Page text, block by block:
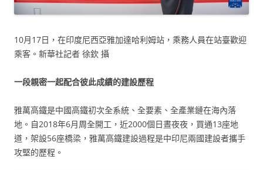
10月17日，在印度尼西亞雅加達哈利姆站，乘務人員在站臺歡迎
乘客。新華社記者 徐欽 攝
一段親密一起配合彼此成績的建設歷程
雅萬高鐵是中國高鐵初次全系統、全要素、全產業鏈在海內落
地。自2018年6月周全開工，近2000個日晝夜夜，買通13座地
道，架設56座橋梁，雅萬高鐵建設過程是中印尼兩國建設者攜手
攻堅的歷程。